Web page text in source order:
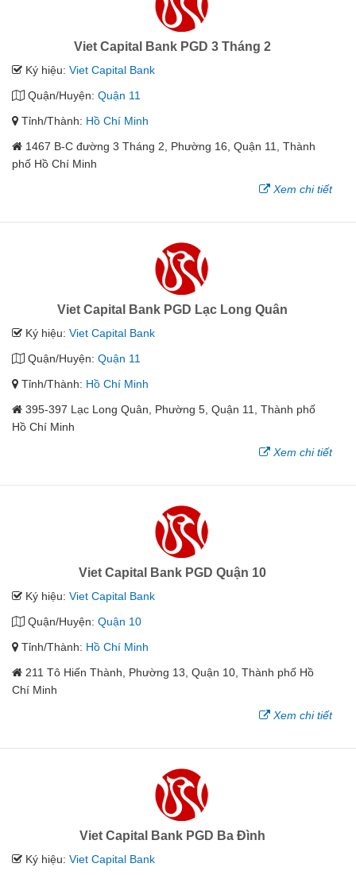
Viet Capital Bank PGD 3 Tháng 2
Ký hiệu: Viet Capital Bank
Quận/Huyện: Quận 11
Tỉnh/Thành: Hồ Chí Minh
1467 B-C đường 3 Tháng 2, Phường 16, Quận 11, Thành
phố Hồ Chí Minh
Xem chi tiết
Viet Capital Bank PGD Lạc Long Quân
Ký hiệu: Viet Capital Bank
Quận/Huyện: Quận 11
Tỉnh/Thành: Hồ Chí Minh
395-397 Lạc Long Quân, Phường 5, Quận 11, Thành phố
Hồ Chí Minh
Xem chi tiết
Viet Capital Bank PGD Quận 10
Ký hiệu: Viet Capital Bank
Quận/Huyện: Quận 10
Tỉnh/Thành: Hồ Chí Minh
211 Tô Hiến Thành, Phường 13, Quận 10, Thành phố Hồ
Chí Minh
Xem chi tiết
Viet Capital Bank PGD Ba Đình
Ký hiệu: Viet Capital Bank